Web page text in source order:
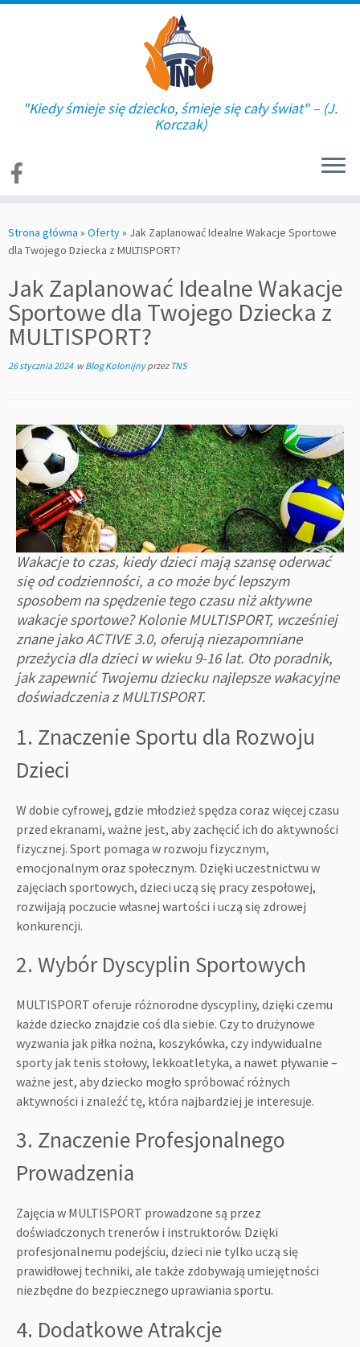
to
content
"Kiedy śmieje się dziecko, śmieje się cały świat" – (J.
Korczak)
Strona główna » Oferty» Jak Zaplanować Idealne Wakacje Sportowe
dla Twojego Dziecka z MULTISPORT?
Jak Zaplanować Idealne Wakacje
Sportowe dla Twojego Dziecka z
MULTISPORT?
26 stycznia 2024wBlog Kolonijnyprzez TNS
Wakacje to czas, kiedy dzieci mają szansę oderwać
się od codzienności, a co może być lepszym
sposobem na spędzenie tego czasu niż aktywne
wakacje sportowe? Kolonie MULTISPORT, wcześniej
znane jako ACTIVE 3.0, oferują niezapomniane
przeżycia dla dzieci w wieku 9-16 lat. Oto poradnik,
jak zapewnić Twojemu dziecku najlepsze wakacyjne
doświadczenia z MULTISPORT.
1. Znaczenie Sportu dla Rozwoju
Dzieci
W dobie cyfrowej, gdzie młodzież spędza coraz więcej czasu
przed ekranami, ważne jest, aby zachęcić ich do aktywności
fizycznej. Sport pomaga w rozwoju fizycznym,
emocjonalnym oraz społecznym. Dzięki uczestnictwu w
zajęciach sportowych, dzieci uczą się pracy zespołowej,
rozwijają poczucie własnej wartości i uczą się zdrowej
konkurencji.
2. Wybór Dyscyplin Sportowych
MULTISPORT oferuje różnorodne dyscypliny, dzięki czemu
każde dziecko znajdzie coś dla siebie. Czy to drużynowe
wyzwania jak piłka nożna, koszykówka, czy indywidualne
sporty jak tenis stołowy, lekkoatletyka, a nawet pływanie –
ważne jest, aby dziecko mogło spróbować różnych
aktywności i znaleźć tę, która najbardziej je interesuje.
3. Znaczenie Profesjonalnego
Prowadzenia
Zajęcia w MULTISPORT prowadzone są przez
doświadczonych trenerów i instruktorów. Dzięki
profesjonalnemu podejściu, dzieci nie tylko uczą się
prawidłowej techniki, ale także zdobywają umiejętności
niezbędne do bezpiecznego uprawiania sportu.
4. Dodatkowe Atrakcje